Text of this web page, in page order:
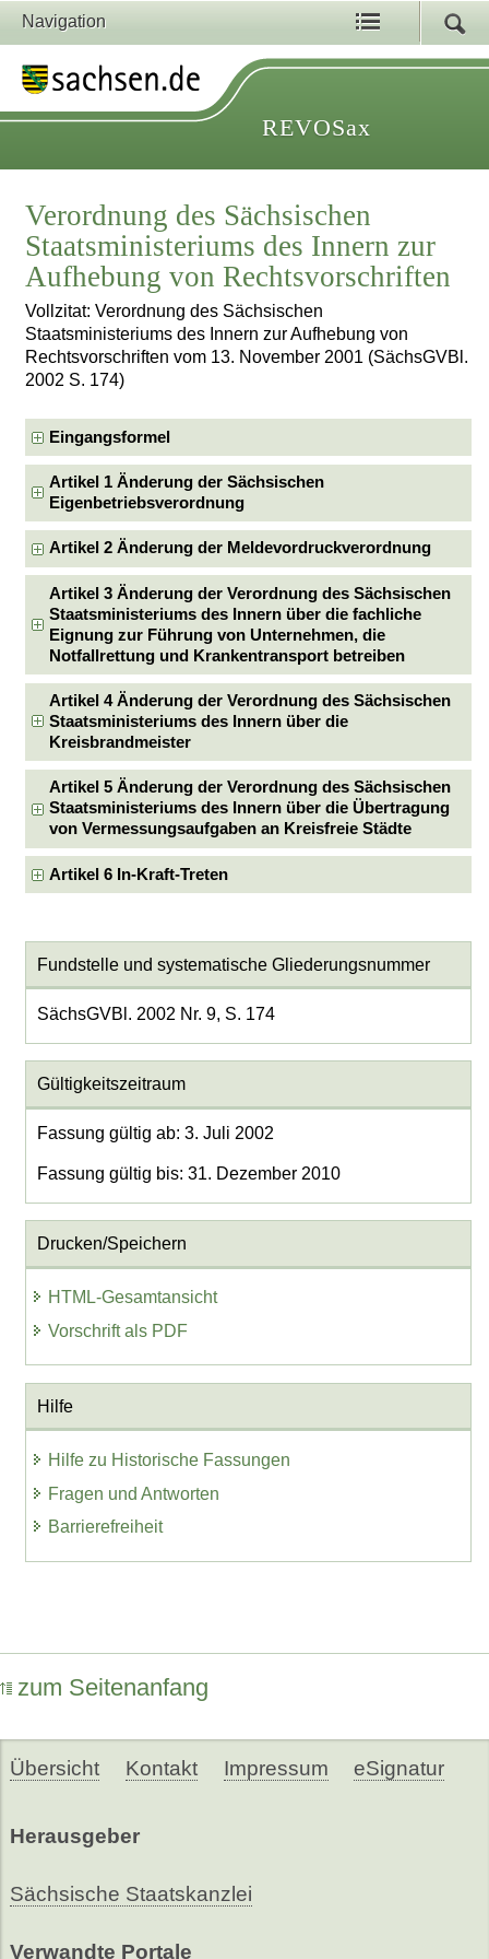
Navigation
REVOSax
Verordnung des Sächsischen
Staatsministeriums des Innern zur
Aufhebung von Rechtsvorschriften
Vollzitat: Verordnung des Sächsischen
Staatsministeriums des Innern zur Aufhebung von
Rechtsvorschriften vom 13. November 2001 (SächsGVBl.
2002 S. 174)
Eingangsformel
Artikel 1 Änderung der Sächsischen
Eigenbetriebsverordnung
Artikel 2 Änderung der Meldevordruckverordnung
Artikel 3 Änderung der Verordnung des Sächsischen
Staatsministeriums des Innern über die fachliche
Eignung zur Führung von Unternehmen, die
Notfallrettung und Krankentransport betreiben
Artikel 4 Änderung der Verordnung des Sächsischen
Staatsministeriums des Innern über die
Kreisbrandmeister
Artikel 5 Änderung der Verordnung des Sächsischen
Staatsministeriums des Innern über die Übertragung
von Vermessungsaufgaben an Kreisfreie Städte
Artikel 6 In-Kraft-Treten
Fundstelle und systematische Gliederungsnummer
SächsGVBl. 2002 Nr. 9, S. 174
Gültigkeitszeitraum
Fassung gültig ab: 3. Juli 2002
Fassung gültig bis: 31. Dezember 2010
Drucken/Speichern
HTML-Gesamtansicht
Vorschrift als PDF
Hilfe
Hilfe zu Historische Fassungen
Fragen und Antworten
Barrierefreiheit
zum Seitenanfang
Übersicht Kontakt Impressum eSignatur
Herausgeber
Sächsische Staatskanzlei
Verwandte Portale